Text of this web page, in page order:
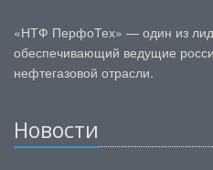
«НТФ ПерфоТех» — один из
обеспечивающий ведущие
нефтегазовой отрасли.
Новости